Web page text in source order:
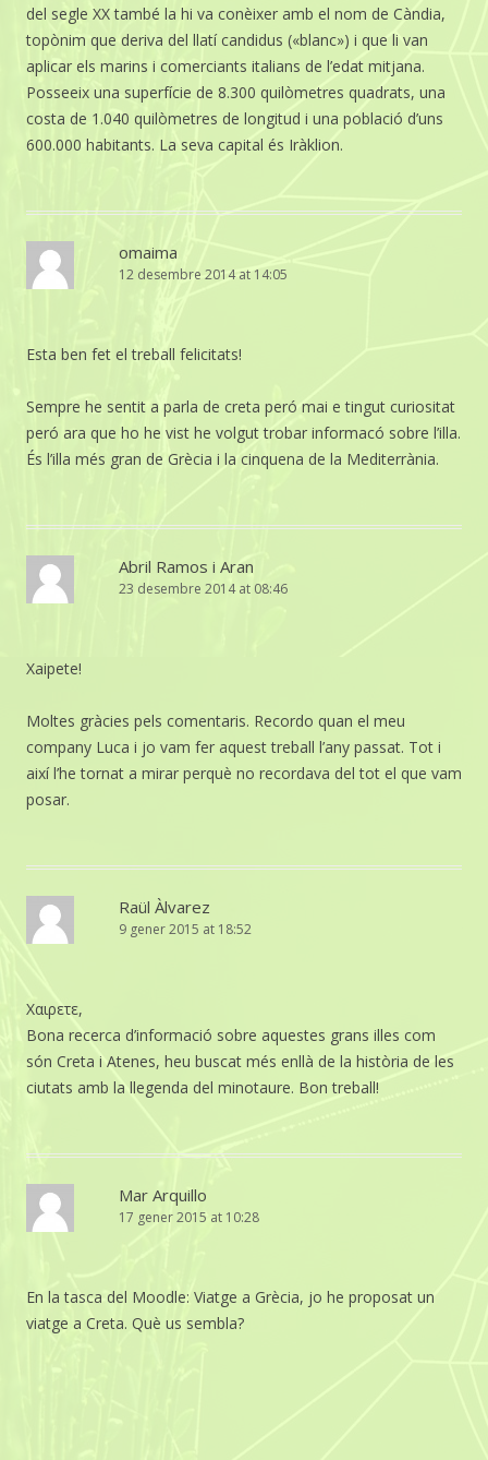
del segle XX també la hi va conèixer amb el nom de Càndia,
topònim que deriva del llatí candidus («blanc») i que li van
aplicar els marins i comerciants italians de l’edat mitjana.
Posseeix una superfície de 8.300 quilòmetres quadrats, una
costa de 1.040 quilòmetres de longitud i una població d’uns
600.000 habitants. La seva capital és Iràklion.
omaima
12 desembre 2014 at 14:05
Esta ben fet el treball felicitats!
Sempre he sentit a parla de creta peró mai e tingut curiositat
peró ara que ho he vist he volgut trobar informacó sobre l’illa.
És l’illa més gran de Grècia i la cinquena de la Mediterrània.
Abril Ramos i Aran
23 desembre 2014 at 08:46
Xaipete!
Moltes gràcies pels comentaris. Recordo quan el meu
company Luca i jo vam fer aquest treball l’any passat. Tot i
així l’he tornat a mirar perquè no recordava del tot el que vam
posar.
Raül Àlvarez
9 gener 2015 at 18:52
Χαιρετε,
Bona recerca d’informació sobre aquestes grans illes com
són Creta i Atenes, heu buscat més enllà de la història de les
ciutats amb la llegenda del minotaure. Bon treball!
Mar Arquillo
17 gener 2015 at 10:28
En la tasca del Moodle: Viatge a Grècia, jo he proposat un
viatge a Creta. Què us sembla?